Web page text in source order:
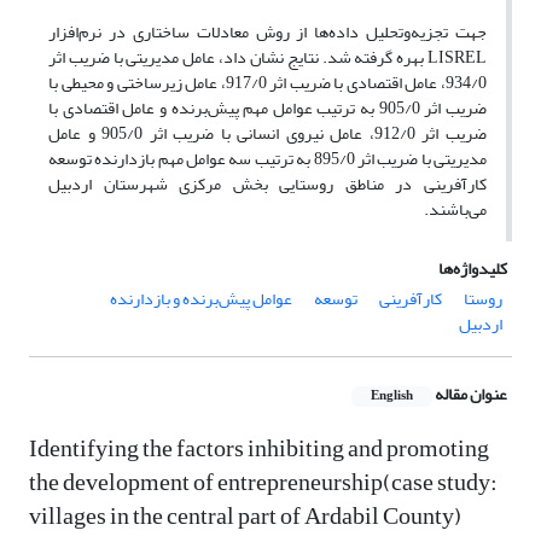
جهت تجزیه‌و‌تحلیل داده‌ها از روش معادلات ساختاری در نرم‌افزار
LISREL بهره گرفته شد. نتایج نشان داد، عامل مدیریتی با ضریب اثر
934/0، عامل اقتصادی با ضریب اثر 917/0، عامل زیرساختی و محیطی با
ضریب اثر 905/0 به ترتیب عوامل مهم پیش‌برنده و عامل اقتصادی با
ضریب اثر 912/0، عامل نیروی انسانی با ضریب اثر 905/0 و عامل
مدیریتی با ضریب اثر 895/0 به ترتیب سه عوامل مهم بازدارنده توسعه
کارآفرینی در مناطق روستایی بخش مرکزی شهرستان اردبیل
می‌باشند.
کلیدواژه‌ها
روستا
کارآفرینی توسعه عوامل پیش‌برنده و بازدارنده
اردبیل
عنوان مقاله English
Identifying the factors inhibiting and promoting
the development of entrepreneurship(case study:
villages in the central part of Ardabil County)